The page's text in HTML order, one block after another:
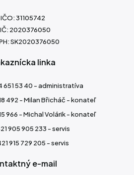
IČO: 31105742
2020376050
SK2020376050
linka
651 53 40 - administratíva
492 - Milan Břicháč - konateľ
966 - Michal Volárik - konateľ
905 905 233 - servis
915 729 205 - servis
e-mail